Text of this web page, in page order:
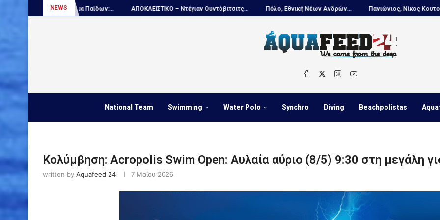
NEWS
Παίδων:... ΑΠΟΚΛΕΙΣΤΙΚΟ – Ντέγιαν Ουντόβιτσιτς... Πόλο, Εθνική Νέων Ανδρών... Πανιώνιος, Νίκος Κουτουβάκης στο...
National Team Swimming Water Polo Synchro Diving Beachpolistas
Κολύμβηση: Acropolis Swim Open: Αυλαία αύριο (8/5) 9:30 στη μεγάλη
written by Aquafeed 24 7 Μαΐου 2026